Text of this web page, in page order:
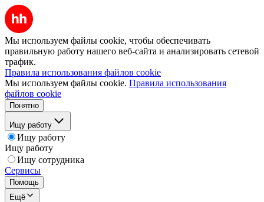
Мы используем файлы cookie, чтобы обеспечивать
правильную работу нашего веб-сайта и анализировать сетевой
трафик.
Правила использования файлов cookie
Мы используем файлы cookie. Правила использования
файлов cookie
Понятно
Ищу работу
Ищу работу
Ищу работу
Ищу сотрудника
Сервисы
Помощь
Ещё